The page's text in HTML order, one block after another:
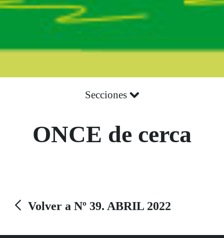
Secciones
ONCE de cerca
Volver a Nº 39. ABRIL 2022